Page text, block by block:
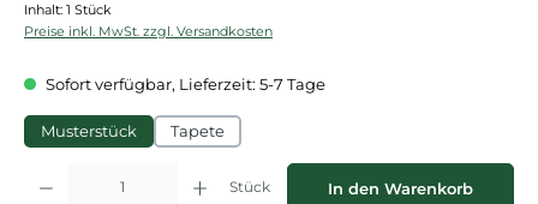
Inhalt: 1 Stück
Preise inkl. MwSt. zzgl. Versandkosten
Sofort verfügbar, Lieferzeit: 5-7 Tage
Musterstück Tapete
Produkt Anzahl: Gib den gewünschten Wert ein oder benutze die
Stück In den Warenkorb